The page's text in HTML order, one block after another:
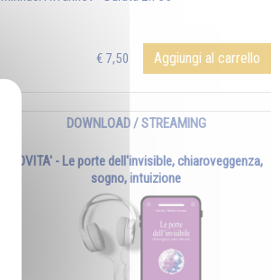
€ 7,50 Aggiungi al carrello
DOWNLOAD / STREAMING
NOVITA' - Le porte dell'invisible, chiaroveggenza,
sogno, intuizione